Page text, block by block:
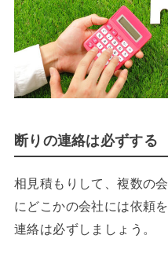
断りの連絡は必ずする
相見積もりして、複数の
にどこかの会社には依頼
連絡は必ずしましょう。